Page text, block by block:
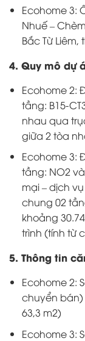
Ecohome 3:
Nhuế –
Bắc Từ
4. Quy mô dự
Ecohome 2:
tầng: B15-
nhau qua
giữa 2 tòa
Ecohome 3:
tầng: NO2
mại – dịch
chung 02
khoảng
trình (tính từ
5. Thông tin
Ecohome 2:
chuyển bán)
63,3 m2)
Ecohome 3: